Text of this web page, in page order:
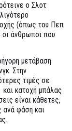
ο Σλοτ
(όπως του Πεπ
οι άνθρωποι που
μετάβαση
Στην
τιμές σε
και κατοχή μπάλας
είναι κάθετες,
ανά φάση και